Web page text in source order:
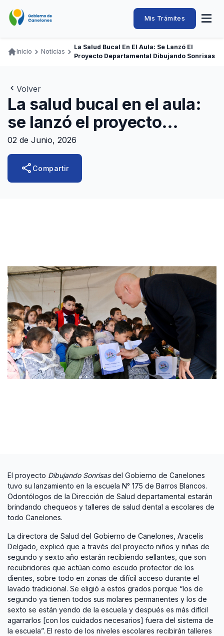
contenido
Intendencia
de
Canelones
Abrir
Navegación
Mis Trámites
Ingresar
Adquisiciones
Canelones Te Escucha
Teléfonos
Ruta
navegación
Inicio Noticias
La Salud Bucal En El Aula: Se Lanzó El
Proyecto Departamental Dibujando Sonrisas
Volver
La salud bucal en el aula:
se lanzó el proyecto
departamental Dibujando
Sonrisas
02 de Junio, 2026
share Compartir
El proyecto Dibujando Sonrisasdel Gobierno de Canelones
tuvo su lanzamiento en la escuela N° 175 de Barros Blancos.
Odontólogos de la Dirección de Salud departamental estarán
brindando chequeos y talleres de salud dental a escolares de
todo Canelones.
La directora de Salud del Gobierno de Canelones, Aracelis
Delgado, explicó que a través del proyecto niños y niñas de
segundo y sexto año estarán recibiendo sellantes, que son
recubridores que actúan como escudo protector de los
dientes, sobre todo en zonas de difícil acceso durante el
lavado tradicional. Se eligió a estos grados porque “los de
segundo ya tienen todos sus molares permanentes y los de
sexto se están yendo de la escuela y después es más difícil
agarrarlos [con los cuidados necesarios] fuera del sistema de
la escuela”. El resto de los niveles escolares recibirán talleres